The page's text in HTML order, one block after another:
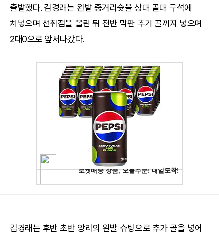
출발했다. 김경래는 왼발 중거리슛을 상대 골대 구석에
차넣으며 선취점을 올린 뒤 전반 막판 추가 골까지 넣으며
2대0으로 앞서나갔다.
김경래는 후반 초반 앙리의 왼발 슈팅으로 추가 골을 넣어